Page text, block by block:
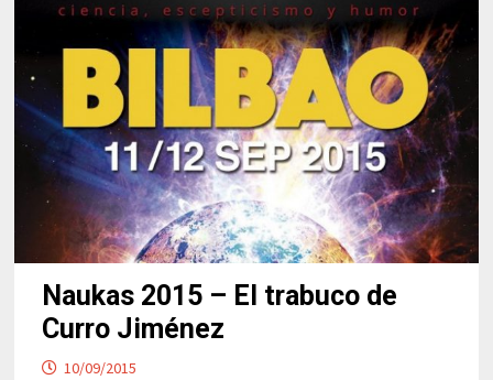
Naukas 2015 – El trabuco de
Curro Jiménez
10/09/2015